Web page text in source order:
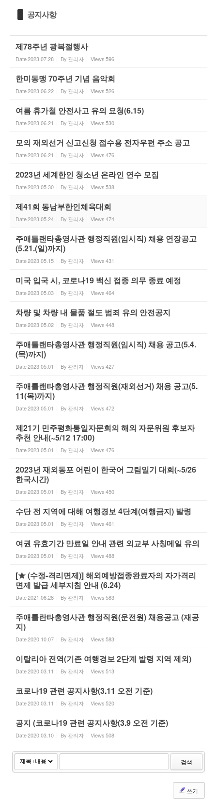
공지사항
제78주년 광복절행사
Date2023.07.28 By 관리자 Views596
한미동맹 70주년 기념 음악회
Date2023.06.22 By 관리자 Views526
여름 휴가철 안전사고 유의 요청(6.15)
Date2023.06.21 By 관리자 Views530
모의 재외선거 신고신청 접수용 전자우편 주소 공고
Date2023.06.21 By 관리자 Views476
2023년 세계한인 청소년 온라인 연수 모집
Date2023.05.30 By 관리자 Views538
제41회 동남부한인체육대회
Date2023.05.24 By 관리자 Views474
주애틀랜타총영사관 행정직원(임시직) 채용 연장공고
(5.21.(일)까지)
Date2023.05.15 By 관리자 Views431
미국 입국 시, 코로나19 백신 접종 의무 종료 예정
Date2023.05.03 By 관리자 Views464
차량 및 차량 내 물품 절도 범죄 유의 안전공지
Date2023.05.02 By 관리자 Views448
주애틀랜타총영사관 행정직원(임시직) 채용 공고(5.4.
(목)까지)
Date2023.05.01 By 관리자 Views427
주애틀랜타총영사관 행정직원(재외선거) 채용 공고(5.
11(목)까지)
Date2023.05.01 By 관리자 Views472
제21기 민주평화통일자문회의 해외 자문위원 후보자
추천 안내(~5/12 17:00)
Date2023.05.01 By 관리자 Views476
2023년 재외동포 어린이 한국어 그림일기 대회(~5/26
한국시간)
Date2023.05.01 By 관리자 Views450
수단 전 지역에 대해 여행경보 4단계(여행금지) 발령
Date2023.05.01 By 관리자 Views461
여권 유효기간 만료일 안내 관련 외교부 사칭메일 유의
Date2023.05.01 By 관리자 Views488
[★ (수정-격리면제)] 해외예방접종완료자의 자가격리
면제 발급 세부지침 안내 (6.24)
Date2021.06.28 By 관리자 Views583
주애틀란타총영사관 행정직원(운전원) 채용공고 (재공
지)
Date2020.10.07 By 관리자 Views583
이탈리아 전역(기존 여행경보 2단계 발령 지역 제외)
Date2020.03.11 By 관리자 Views513
코로나19 관련 공지사항(3.11 오전 기준)
Date2020.03.11 By 관리자 Views520
공지 (코로나19 관련 공지사항(3.9 오전 기준)
Date2020.03.10 By 관리자 Views508
검색
쓰기